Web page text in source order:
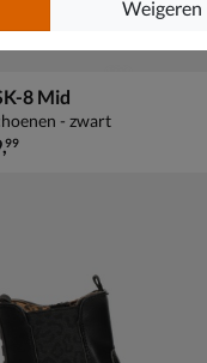
8 Mid
- zwart
49,99
,99
Weigeren